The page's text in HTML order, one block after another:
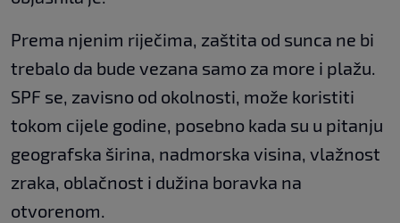
Prema njenim riječima, zaštita od sunca ne bi
trebalo da bude vezana samo za more i plažu.
SPF se, zavisno od okolnosti, može koristiti
tokom cijele godine, posebno kada su u pitanju
geografska širina, nadmorska visina, vlažnost
zraka, oblačnost i dužina boravka na
otvorenom.